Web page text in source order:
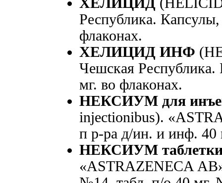
Республика.
флаконах.
ХЕЛИЦИД ИНФ
Чешская
мг. во флаконах.
НЕКСИУМ для
injectionibus).
п р-ра д/ин. и инф.
НЕКСИУМ
«ASTRAZENECA